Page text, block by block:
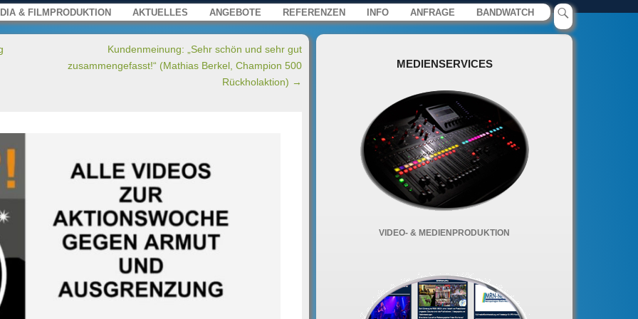
Film und Multimedia für Web, Presse und Social Media – Raphael
& FILMPRODUKTION AKTUELLES ANGEBOTE REFERENZEN INFO ANFRAGE BANDWATCH
Kundenmeinung: „Sehr schön und sehr gut
zusammengefasst!“ (Mathias Berkel, Champion 500
Rückholaktion) →
MEDIENSERVICES
VIDEO- & MEDIENPRODUKTION